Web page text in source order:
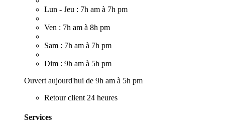
Lun - Jeu : 7h am à 7h pm
Ven : 7h am à 8h pm
Sam : 7h am à 7h pm
Dim : 9h am à 5h pm
Ouvert aujourd'hui de 9h am à 5h pm
Retour client 24 heures
Services